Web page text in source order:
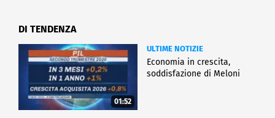
DI TENDENZA
01:52
ULTIME NOTIZIE
Economia in crescita,
soddisfazione di Meloni